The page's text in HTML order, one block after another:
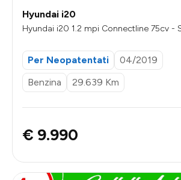
Hyundai i20
Hyundai i20 1.2 mpi Connectline 75cv -
Per Neopatentati
04/2019
Benzina
29.639 Km
€ 9.990